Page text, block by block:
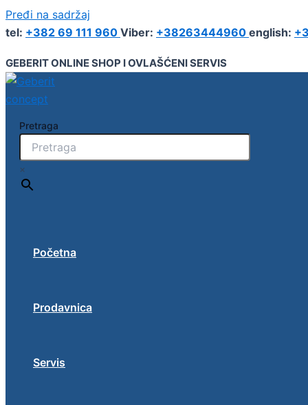
Pređi na sadržaj
tel: +382 69 111 960 Viber: +38263444960 english:
GEBERIT ONLINE SHOP I OVLAŠĆENI SERVIS
Pretraga
×
Početna
Prodavnica
Servis